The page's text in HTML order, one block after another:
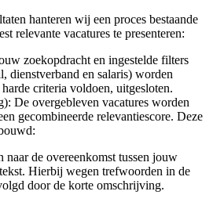
hanteren wij een proces bestaande
relevante vacatures te presenteren:
zoekopdracht en ingestelde filters
dienstverband en salaris) worden
criteria voldoen, uitgesloten.
De overgebleven vacatures worden
gecombineerde relevantiescore. Deze
naar de overeenkomst tussen jouw
Hierbij wegen trefwoorden in de
door de korte omschrijving.